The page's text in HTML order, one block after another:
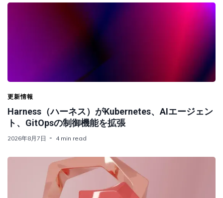
更新情報
Harness（ハーネス）がKubernetes、AIエージェン
ト、GitOpsの制御機能を拡張
2026年8月7日 4 min read